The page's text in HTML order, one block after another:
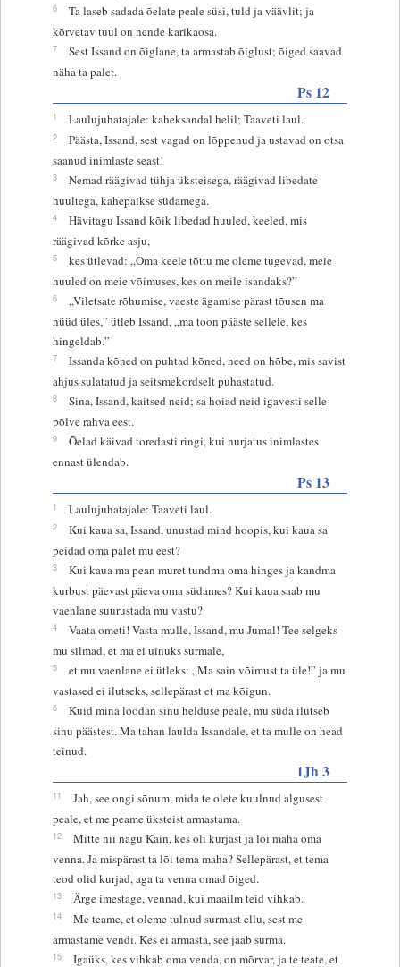
6
Ta laseb sadada õelate peale süsi, tuld ja väävlit; ja
kõrvetav tuul on nende karikaosa.
7
Sest Issand on õiglane, ta armastab õiglust; õiged saavad
näha ta palet.
Ps 12
1 Laulujuhatajale: kaheksandal helil; Taaveti laul.
2
Päästa, Issand, sest vagad on lõppenud ja ustavad on otsa
saanud inimlaste seast!
3
Nemad räägivad tühja üksteisega, räägivad libedate
huultega, kahepaikse südamega.
4
Hävitagu Issand kõik libedad huuled, keeled, mis
räägivad kõrke asju,
5
kes ütlevad: „Oma keele tõttu me oleme tugevad, meie
huuled on meie võimuses, kes on meile isandaks?”
6
„Viletsate rõhumise, vaeste ägamise pärast tõusen ma
nüüd üles,” ütleb Issand, „ma toon pääste sellele, kes
hingeldab.”
7
Issanda kõned on puhtad kõned, need on hõbe, mis savist
ahjus sulatatud ja seitsmekordselt puhastatud.
8
Sina, Issand, kaitsed neid; sa hoiad neid igavesti selle
põlve rahva eest.
9
Õelad käivad toredasti ringi, kui nurjatus inimlastes
ennast ülendab.
Ps 13
1 Laulujuhatajale: Taaveti laul.
2
Kui kaua sa, Issand, unustad mind hoopis, kui kaua sa
peidad oma palet mu eest?
3
Kui kaua ma pean muret tundma oma hinges ja kandma
kurbust päevast päeva oma südames? Kui kaua saab mu
vaenlane suurustada mu vastu?
4
Vaata ometi! Vasta mulle, Issand, mu Jumal! Tee selgeks
mu silmad, et ma ei uinuks surmale,
5
et mu vaenlane ei ütleks: „Ma sain võimust ta üle!” ja mu
vastased ei ilutseks, sellepärast et ma kõigun.
6
Kuid mina loodan sinu helduse peale, mu süda ilutseb
sinu päästest. Ma tahan laulda Issandale, et ta mulle on head
teinud.
1Jh 3
11
Jah, see ongi sõnum, mida te olete kuulnud algusest
peale, et me peame üksteist armastama.
12
Mitte nii nagu Kain, kes oli kurjast ja lõi maha oma
venna. Ja mispärast ta lõi tema maha? Sellepärast, et tema
teod olid kurjad, aga ta venna omad õiged.
13 Ärge imestage, vennad, kui maailm teid vihkab.
14
Me teame, et oleme tulnud surmast ellu, sest me
armastame vendi. Kes ei armasta, see jääb surma.
15
Igaüks, kes vihkab oma venda, on mõrvar, ja te teate, et